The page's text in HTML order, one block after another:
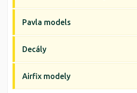
Pavla models
Decály
Airfix modely